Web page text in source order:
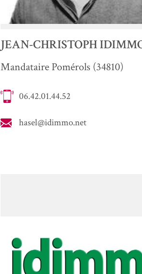
JEAN-CHRISTOPH
Mandataire Pomérols (34810)
06.42.01.44.52
hasel@idimmo.net